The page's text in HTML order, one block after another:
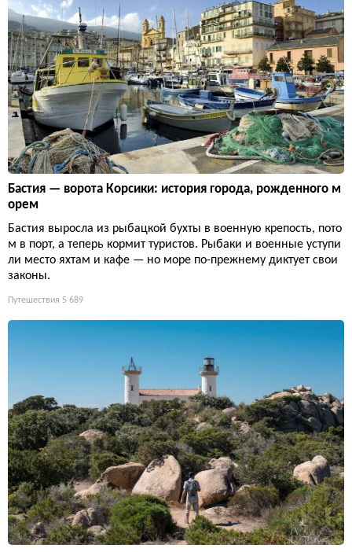
Бастия — ворота Корсики: история города, рожденного м
орем
Бастия выросла из рыбацкой бухты в военную крепость, пото
м в порт, а теперь кормит туристов. Рыбаки и военные уступи
ли место яхтам и кафе — но море по-прежнему диктует свои
законы.
Путешествия 5 689